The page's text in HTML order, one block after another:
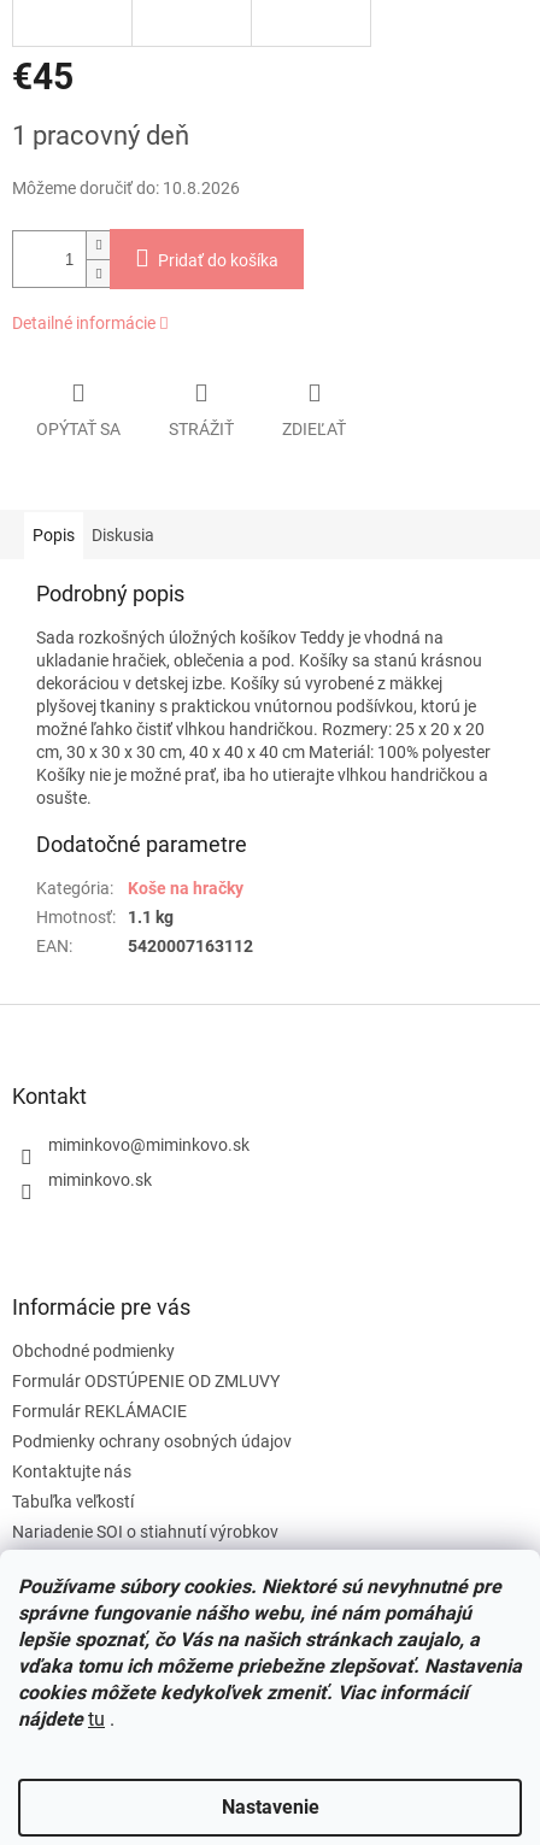
Používame súbory cookies. Niektoré sú nevyhnutné pre
správne fungovanie nášho webu, iné nám pomáhajú
lepšie spoznať, čo Vás na našich stránkach zaujalo, a
vďaka tomu ich môžeme priebežne zlepšovať. Nastavenia
cookies môžete kedykoľvek zmeniť. Viac informácií
nájdete tu .
Nastavenie
€45
cena:
1 pracovný deň
Môžeme doručiť do: 10.8.2026
Pridať do košíka
Detailné informácie
OPÝTAŤ SA STRÁŽIŤ ZDIEĽAŤ
Popis Diskusia
Podrobný popis
Sada rozkošných úložných košíkov Teddy je vhodná na
ukladanie hračiek, oblečenia a pod. Košíky sa stanú krásnou
dekoráciou v detskej izbe. Košíky sú vyrobené z mäkkej
plyšovej tkaniny s praktickou vnútornou podšívkou, ktorú je
možné ľahko čistiť vlhkou handričkou. Rozmery: 25 x 20 x 20
cm, 30 x 30 x 30 cm, 40 x 40 x 40 cm Materiál: 100% polyester
Košíky nie je možné prať, iba ho utierajte vlhkou handričkou a
osušte.
Dodatočné parametre
Kategória:
Koše na hračky
Hmotnosť:
1.1 kg
EAN: 5420007163112
Kontakt
miminkovo@miminkovo.sk
miminkovo.sk
Informácie pre vás
Obchodné podmienky
Formulár ODSTÚPENIE OD ZMLUVY
Formulár REKLÁMACIE
Podmienky ochrany osobných údajov
Kontaktujte nás
Tabuľka veľkostí
Nariadenie SOI o stiahnutí výrobkov
Zásady súborov COOKIES
Facebook
Vytvoril Shoptet